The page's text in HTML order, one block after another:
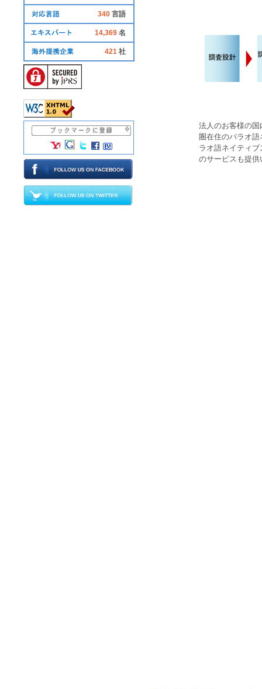
法人のお客様の国
圏在住のパラオ語
ラオ語ネイティブ
のサービスも提供
340 言語
14,369 名
421 社